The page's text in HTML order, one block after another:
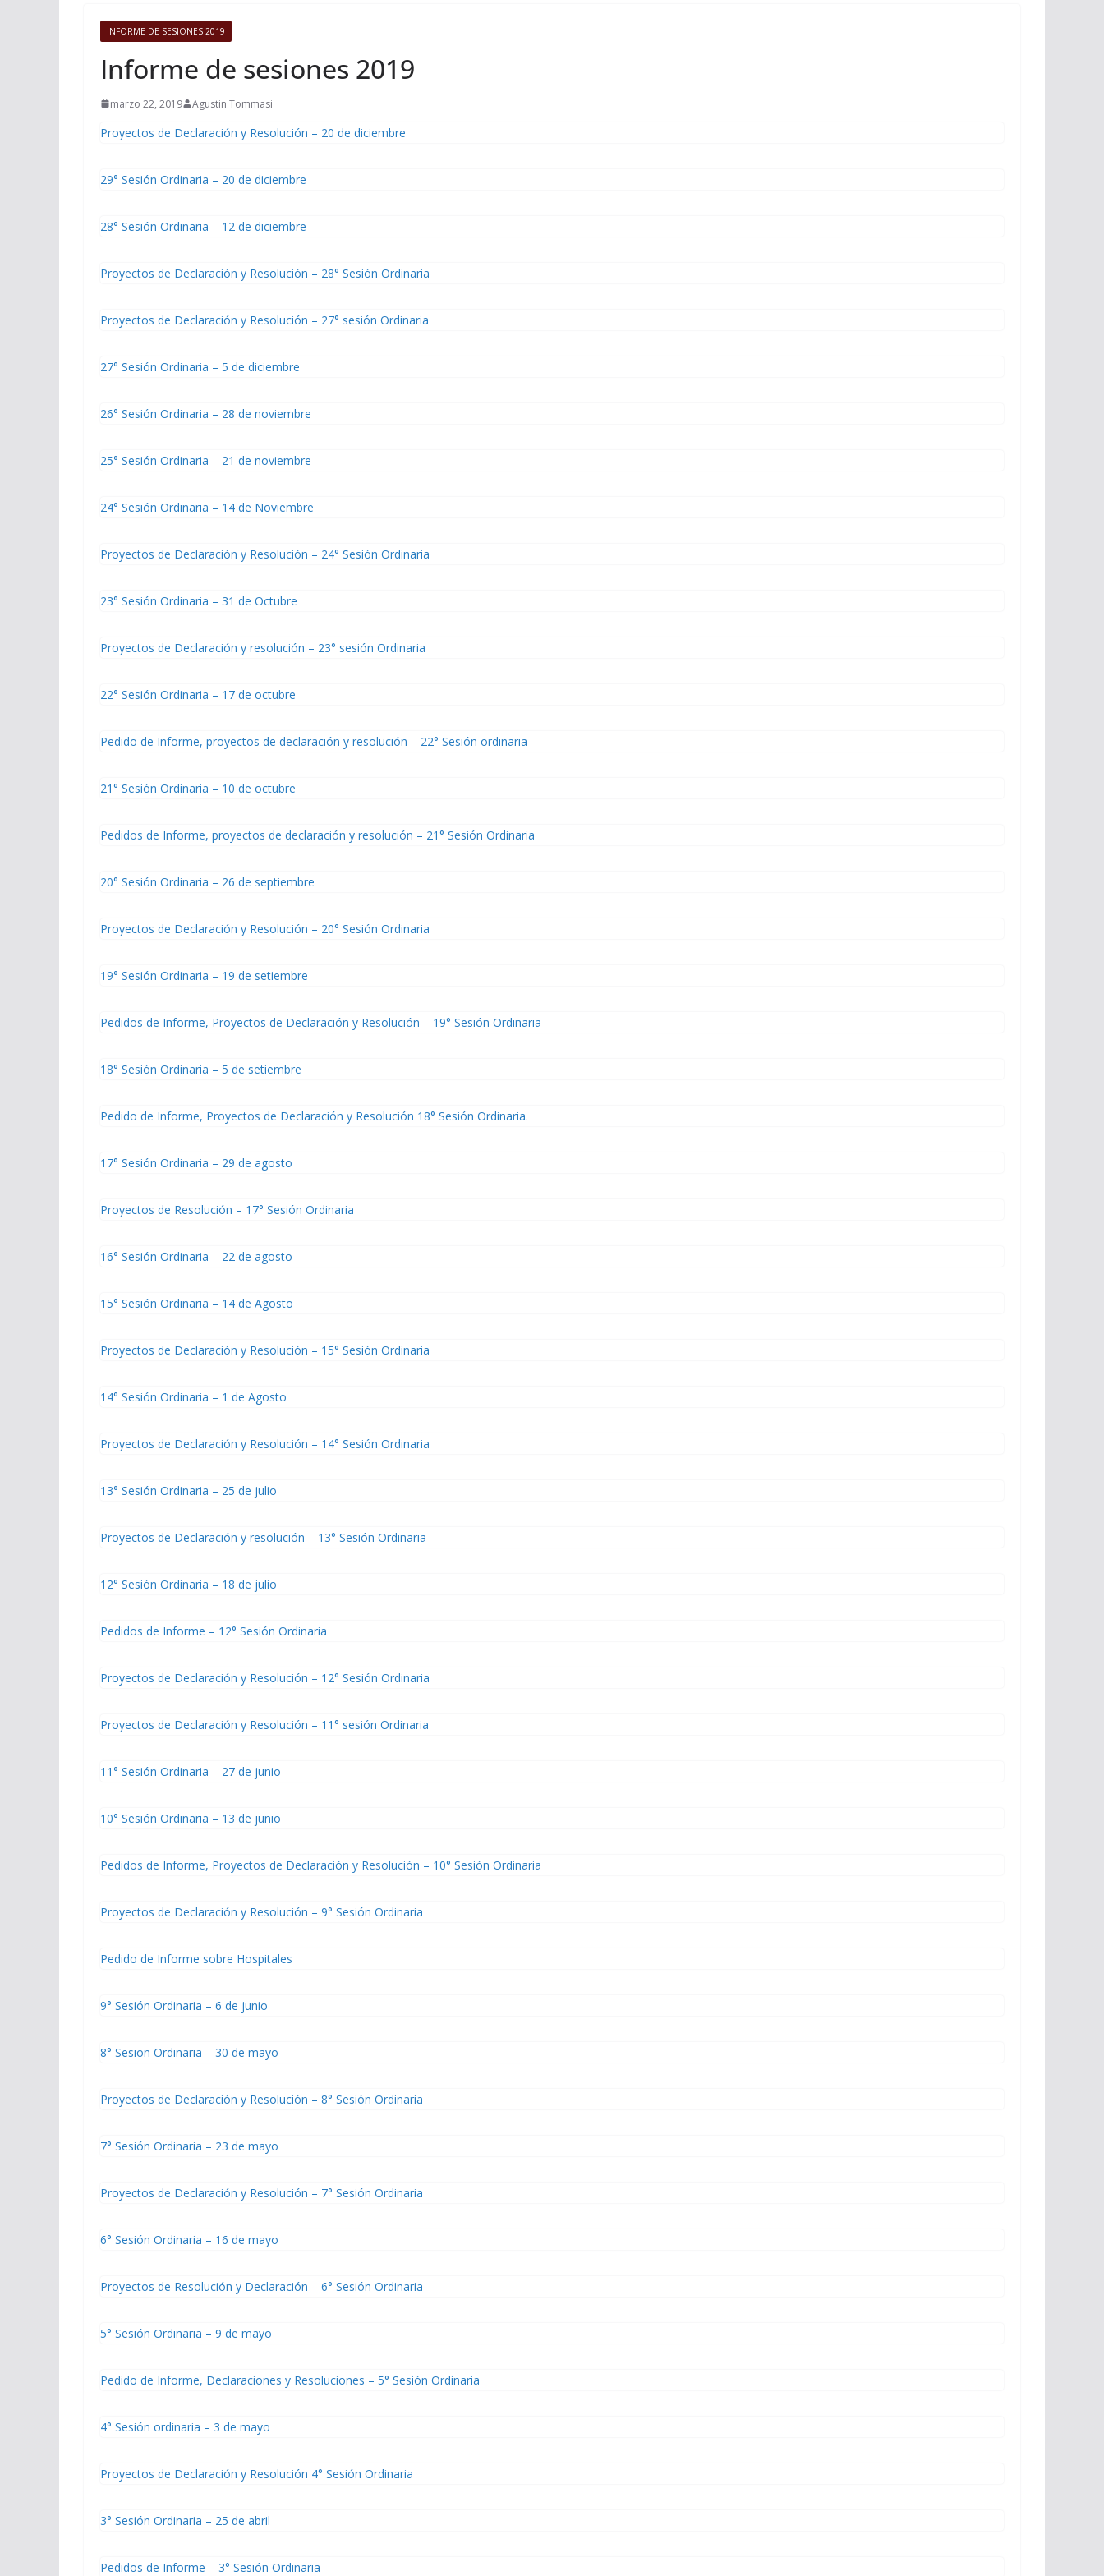
INFORME DE SESIONES 2019
Informe de sesiones 2019
marzo 22, 2019 Agustin Tommasi
Proyectos de Declaración y Resolución – 20 de diciembre
29° Sesión Ordinaria – 20 de diciembre
28° Sesión Ordinaria – 12 de diciembre
Proyectos de Declaración y Resolución – 28° Sesión Ordinaria
Proyectos de Declaración y Resolución – 27° sesión Ordinaria
27° Sesión Ordinaria – 5 de diciembre
26° Sesión Ordinaria – 28 de noviembre
25° Sesión Ordinaria – 21 de noviembre
24° Sesión Ordinaria – 14 de Noviembre
Proyectos de Declaración y Resolución – 24° Sesión Ordinaria
23° Sesión Ordinaria – 31 de Octubre
Proyectos de Declaración y resolución – 23° sesión Ordinaria
22° Sesión Ordinaria – 17 de octubre
Pedido de Informe, proyectos de declaración y resolución – 22° Sesión ordinaria
21° Sesión Ordinaria – 10 de octubre
Pedidos de Informe, proyectos de declaración y resolución – 21° Sesión Ordinaria
20° Sesión Ordinaria – 26 de septiembre
Proyectos de Declaración y Resolución – 20° Sesión Ordinaria
19° Sesión Ordinaria – 19 de setiembre
Pedidos de Informe, Proyectos de Declaración y Resolución – 19° Sesión Ordinaria
18° Sesión Ordinaria – 5 de setiembre
Pedido de Informe, Proyectos de Declaración y Resolución 18° Sesión Ordinaria.
17° Sesión Ordinaria – 29 de agosto
Proyectos de Resolución – 17° Sesión Ordinaria
16° Sesión Ordinaria – 22 de agosto
15° Sesión Ordinaria – 14 de Agosto
Proyectos de Declaración y Resolución – 15° Sesión Ordinaria
14° Sesión Ordinaria – 1 de Agosto
Proyectos de Declaración y Resolución – 14° Sesión Ordinaria
13° Sesión Ordinaria – 25 de julio
Proyectos de Declaración y resolución – 13° Sesión Ordinaria
12° Sesión Ordinaria – 18 de julio
Pedidos de Informe – 12° Sesión Ordinaria
Proyectos de Declaración y Resolución – 12° Sesión Ordinaria
Proyectos de Declaración y Resolución – 11° sesión Ordinaria
11° Sesión Ordinaria – 27 de junio
10° Sesión Ordinaria – 13 de junio
Pedidos de Informe, Proyectos de Declaración y Resolución – 10° Sesión Ordinaria
Proyectos de Declaración y Resolución – 9° Sesión Ordinaria
Pedido de Informe sobre Hospitales
9° Sesión Ordinaria – 6 de junio
8° Sesion Ordinaria – 30 de mayo
Proyectos de Declaración y Resolución – 8° Sesión Ordinaria
7° Sesión Ordinaria – 23 de mayo
Proyectos de Declaración y Resolución – 7° Sesión Ordinaria
6° Sesión Ordinaria – 16 de mayo
Proyectos de Resolución y Declaración – 6° Sesión Ordinaria
5° Sesión Ordinaria – 9 de mayo
Pedido de Informe, Declaraciones y Resoluciones – 5° Sesión Ordinaria
4° Sesión ordinaria – 3 de mayo
Proyectos de Declaración y Resolución 4° Sesión Ordinaria
3° Sesión Ordinaria – 25 de abril
Pedidos de Informe – 3° Sesión Ordinaria